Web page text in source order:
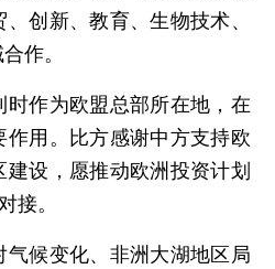
创新、教育、生物技术、
作。
作为欧盟总部所在地，在
用。比方感谢中方支持欧
设，愿推动欧洲投资计划
接。
候变化、非洲大湖地区局